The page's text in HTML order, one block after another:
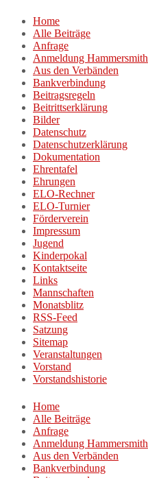
Zum
Inhalt
springen
Home
Alle Beiträge
Anfrage
Anmeldung Hammersmith
Aus den Verbänden
Bankverbindung
Beitragsregeln
Beitrittserklärung
Bilder
Datenschutz
Datenschutzerklärung
Dokumentation
Ehrentafel
Ehrungen
ELO-Rechner
ELO-Turnier
Förderverein
Impressum
Jugend
Kinderpokal
Kontaktseite
Links
Mannschaften
Monatsblitz
RSS-Feed
Satzung
Sitemap
Veranstaltungen
Vorstand
Vorstandshistorie
Home
Alle Beiträge
Anfrage
Anmeldung Hammersmith
Aus den Verbänden
Bankverbindung